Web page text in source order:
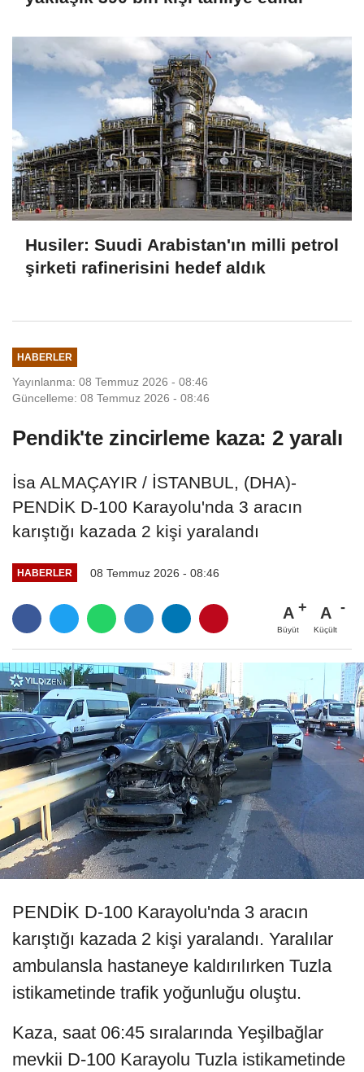
Husiler: Suudi Arabistan'ın milli petrol
şirketi rafinerisini hedef aldık
HABERLER
Yayınlanma: 08 Temmuz 2026 - 08:46
Güncelleme: 08 Temmuz 2026 - 08:46
Pendik'te zincirleme kaza: 2 yaralı
İsa ALMAÇAYIR / İSTANBUL, (DHA)-
PENDİK D-100 Karayolu'nda 3 aracın
karıştığı kazada 2 kişi yaralandı
HABERLER 08 Temmuz 2026 - 08:46
A
Büyüt
A
Küçült
PENDİK D-100 Karayolu'nda 3 aracın
karıştığı kazada 2 kişi yaralandı. Yaralılar
ambulansla hastaneye kaldırılırken Tuzla
istikametinde trafik yoğunluğu oluştu.
Kaza, saat 06:45 sıralarında Yeşilbağlar
mevkii D-100 Karayolu Tuzla istikametinde